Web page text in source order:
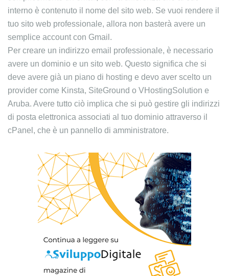
interno è contenuto il nome del sito web. Se vuoi rendere il
tuo sito web professionale, allora non basterà avere un
semplice account con Gmail.
Per creare un indirizzo email professionale, è necessario
avere un dominio e un sito web. Questo significa che si
deve avere già un piano di hosting e devo aver scelto un
provider come Kinsta, SiteGround o VHostingSolution e
Aruba. Avere tutto ciò implica che si può gestire gli indirizzi
di posta elettronica associati al tuo dominio attraverso il
cPanel, che è un pannello di amministratore.